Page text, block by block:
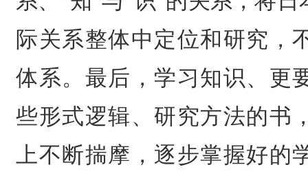
际关系整体中定位和研究，
体系。最后，学习知识、更
些形式逻辑、研究方法的书
上不断揣摩，逐步掌握好的